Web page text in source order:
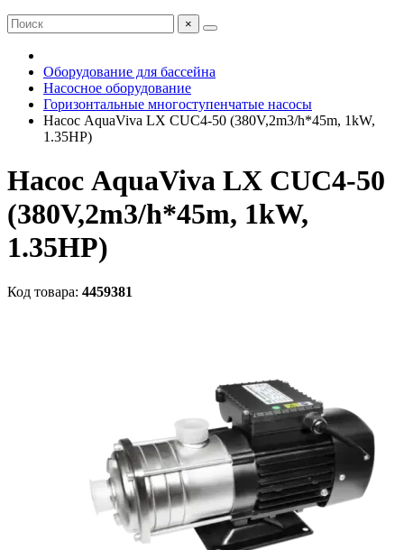
×
Оборудование для бассейна
Насосное оборудование
Горизонтальные многоступенчатые насосы
Насос AquaViva LX CUC4-50 (380V,2m3/h*45m, 1kW,
1.35HP)
Насос AquaViva LX CUC4-50
(380V,2m3/h*45m, 1kW,
1.35HP)
Код товара: 4459381